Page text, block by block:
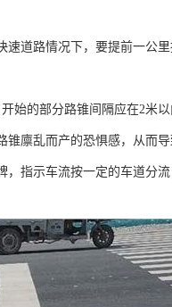
道路情况下，要提前一公
始的部分路锥间隔应在2米
廪乱而产的恐惧感，从而导
指示车流按一定的车道分